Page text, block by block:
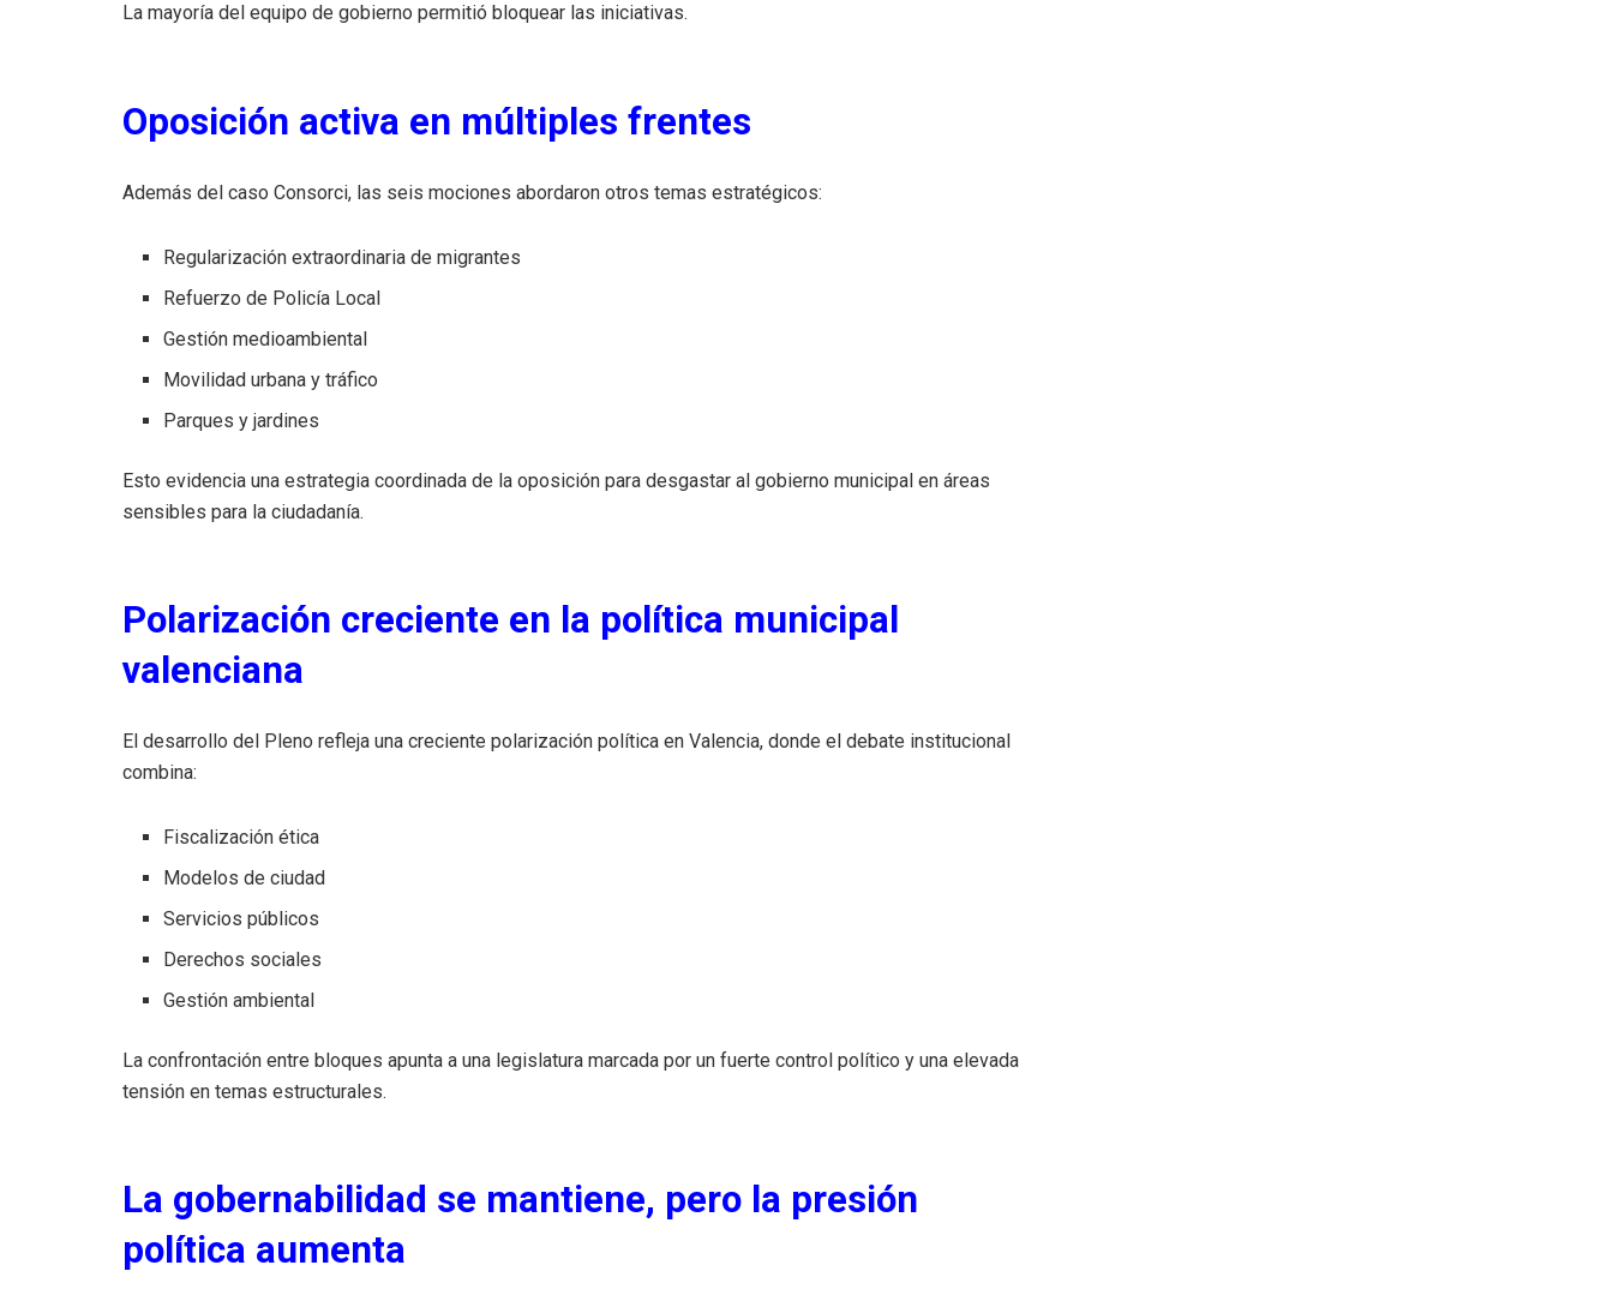
La mayoría del equipo de gobierno permitió bloquear las iniciativas.
Oposición activa en múltiples frentes
Además del caso Consorci, las seis mociones abordaron otros temas estratégicos:
Regularización extraordinaria de migrantes
Refuerzo de Policía Local
Gestión medioambiental
Movilidad urbana y tráfico
Parques y jardines
Esto evidencia una estrategia coordinada de la oposición para desgastar al gobierno municipal en áreas
sensibles para la ciudadanía.
Polarización creciente en la política municipal
valenciana
El desarrollo del Pleno refleja una creciente polarización política en Valencia, donde el debate institucional
combina:
Fiscalización ética
Modelos de ciudad
Servicios públicos
Derechos sociales
Gestión ambiental
La confrontación entre bloques apunta a una legislatura marcada por un fuerte control político y una elevada
tensión en temas estructurales.
La gobernabilidad se mantiene, pero la presión
política aumenta